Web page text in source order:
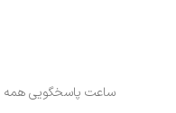
ساعت پاسخگویی همه روزه از